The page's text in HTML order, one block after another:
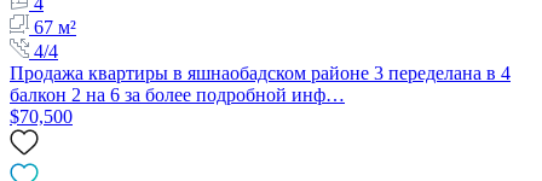
67 м²
4/4
Продажа квартиры в яшнаобадском районе 3 переделана в 4
балкон 2 на 6 за более подробной инф…
$70,500